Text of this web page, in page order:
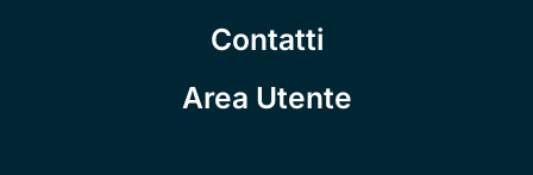
Contatti
Area Utente